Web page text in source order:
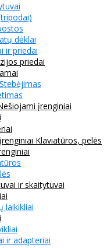
dėklai
ir priedai
priedai
įrenginiai
Klaviatūros, pelės
ir skaitytuvai
laikikliai
ir adapteriai